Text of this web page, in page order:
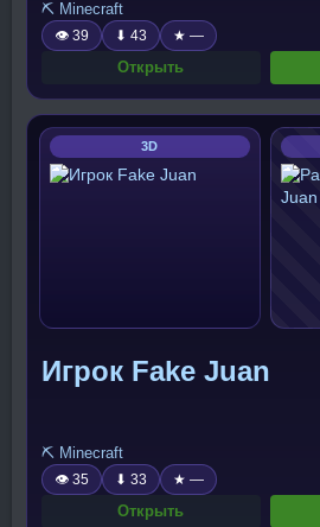
⛏️ Minecraft
👁 39 ⬇ 43 ★ —
Открыть
3D
Игрок Fake Juan
⛏️ Minecraft
👁 35 ⬇ 33 ★ —
Открыть